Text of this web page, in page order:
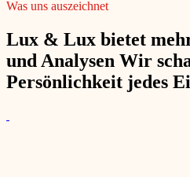
Was uns auszeichnet
Lux & Lux bietet
und Analysen Wir
Persönlichkeit jedes